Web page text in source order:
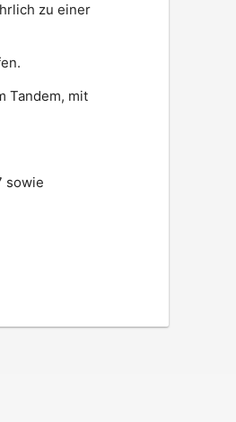
zu einer
Tandem, mit
sowie